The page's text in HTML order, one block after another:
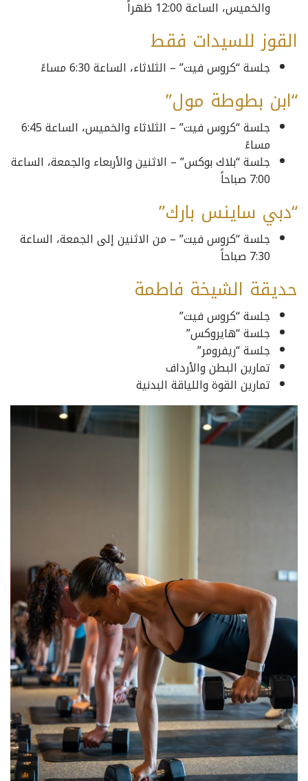
والخميس، الساعة 12:00 ظهراً
القوز للسيدات فقط
جلسة “كروس فيت” – الثلاثاء، الساعة 6:30 مساءً
“ابن بطوطة مول”
جلسة “كروس فيت” – الثلاثاء والخميس، الساعة 6:45
مساءً
جلسة “بلاك بوكس” – الاثنين والأربعاء والجمعة، الساعة
7:00 صباحاً
“دبي ساينس بارك”
جلسة “كروس فيت” – من الاثنين إلى الجمعة، الساعة
7:30 صباحاً
حديقة الشيخة فاطمة
جلسة “كروس فيت”
جلسة “هايروكس”
جلسة “ريفرومر”
تمارين البطن والأرداف
تمارين القوة واللياقة البدنية